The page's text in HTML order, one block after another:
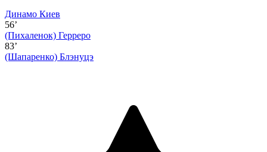
Динамо Киев
56’
(Пихаленок) Герреро
83’
(Шапаренко) Блэнуцэ